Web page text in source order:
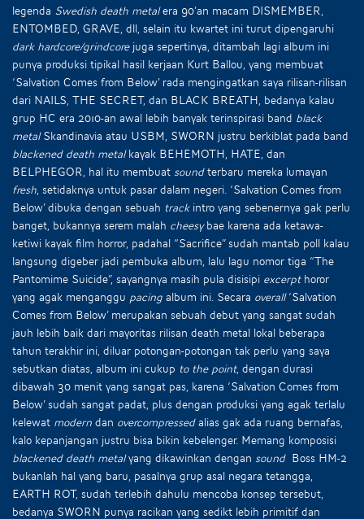
legenda Swedish death metalera 90’an macam DISMEMBER,
ENTOMBED, GRAVE, dll, selain itu kwartet ini turut dipengaruhi
dark hardcore/grindcore juga sepertinya, ditambah lagi album ini
punya produksi tipikal hasil kerjaan Kurt Ballou, yang membuat
‘Salvation Comes from Below’ rada mengingatkan saya rilisan-rilisan
dari NAILS, THE SECRET, dan BLACK BREATH, bedanya kalau
grup HC era 2010-an awal lebih banyak terinspirasi band black
metalSkandinavia atau USBM, SWORN justru berkiblat pada band
blackened death metalkayak BEHEMOTH, HATE, dan
BELPHEGOR, hal itu membuat soundterbaru mereka lumayan
fresh , setidaknya untuk pasar dalam negeri. ‘Salvation Comes from
Below’ dibuka dengan sebuah track intro yang sebenernya gak perlu
banget, bukannya serem malah cheesybae karena ada ketawa-
ketiwi kayak film horror, padahal “Sacrifice” sudah mantab poll kalau
langsung digeber jadi pembuka album, lalu lagu nomor tiga “The
Pantomime Suicide”, sayangnya masih pula disisipi excerpthoror
yang agak menganggu pacing album ini. Secara overall‘Salvation
Comes from Below’ merupakan sebuah debut yang sangat sudah
jauh lebih baik dari mayoritas rilisan death metal lokal beberapa
tahun terakhir ini, diluar potongan-potongan tak perlu yang saya
sebutkan diatas, album ini cukup to the point, dengan durasi
dibawah 30 menit yang sangat pas, karena ‘Salvation Comes from
Below’ sudah sangat padat, plus dengan produksi yang agak terlalu
kelewat modern dan overcompressedalias gak ada ruang bernafas,
kalo kepanjangan justru bisa bikin kebelenger. Memang komposisi
blackened death metalyang dikawinkan dengan soundBoss HM-2
bukanlah hal yang baru, pasalnya grup asal negara tetangga,
EARTH ROT, sudah terlebih dahulu mencoba konsep tersebut,
bedanya SWORN punya racikan yang sedikt lebih primitif dan